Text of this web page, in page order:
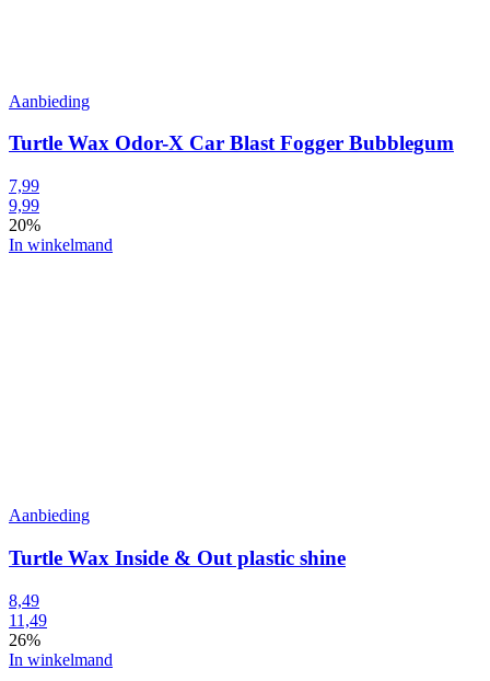
Aanbieding
Turtle Wax Odor-X Car Blast Fogger Bubblegum
7,99
9,99
20%
In winkelmand
Aanbieding
Turtle Wax Inside & Out plastic shine
8,49
11,49
26%
In winkelmand